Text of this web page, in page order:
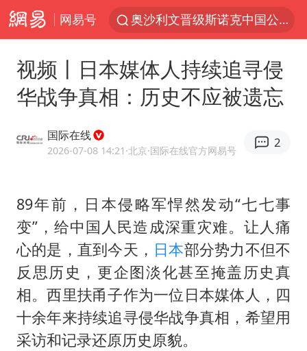
网易号
奥沙利文晋级斯诺克中国公开赛16强
我国发现稀散金属独立新矿物——乌斯河锗矿
上海鼓励居家办公
小沈阳加盟《披荆斩棘》
朱一龙的鼻子怎么了
大疆错失宇树
5万小车卖不动 微型代步车集体遇冷
4.2平卫生间补漏注胶花1.55万
周星驰妈妈现身香港首映礼
上海地铁4条线路全线停运
视频丨日本媒体人持续追寻侵
华战争真相：历史不应被遗忘
国际在线
2026-07-08 14:21 ·北京·国际在线官方网易号
2
89年前，日本侵略军悍然发动“七七事
变”，给中国人民造成深重灾难。让人痛
心的是，直到今天， 日本部分势力不但不
反思历史，更企图淡化甚至掩盖历史真
相。西里扶甬子作为一位日本媒体人，四
十余年来持续追寻侵华战争真相，希望用
采访和记录还原历史原貌。